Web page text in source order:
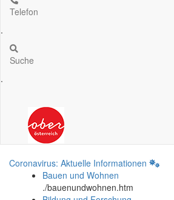
Telefon
.
Suche
.
Coronavirus: Aktuelle Informationen
Bauen und Wohnen
./bauenundwohnen.htm